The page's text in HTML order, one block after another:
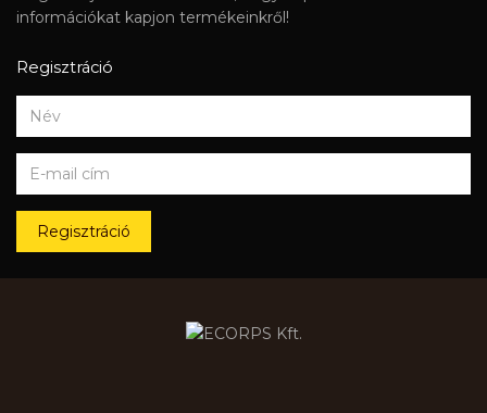
információkat kapjon termékeinkről!
Regisztráció
Regisztráció